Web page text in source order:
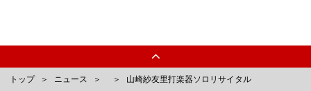
トップ ニュース 山崎紗友里打楽器ソロリサイタル